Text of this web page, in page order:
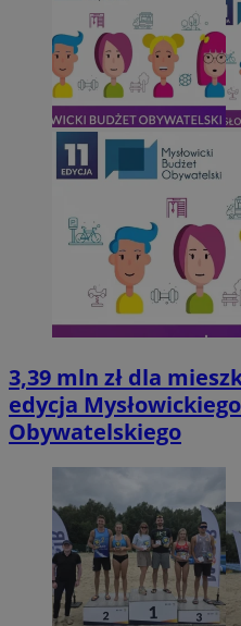
3,39 mln zł dla
edycja
Obywatelskiego